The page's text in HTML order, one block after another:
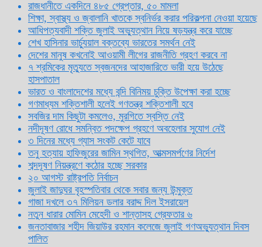
রাজধানীতে একদিনে ৪৮৫ গ্রেপ্তার, ৫০ মামলা
শিক্ষা, স্বাস্থ্য ও জ্বালানি খাতকে স্বনির্ভর করার পরিকল্পনা নেওয়া হয়েছে
আধিপত্যবাদী শক্তি জুলাই অভ্যুত্থান নিয়ে ষড়যন্ত্র করে যাচ্ছে
শেখ হাসিনার ভার্চ্যুয়াল বক্তব্যে ভারতের সমর্থন নেই
দেশের মানুষ কখনোই আওয়ামী লীগের রাজনীতি গ্রহণ করবে না
৭ শ্রমিকের মৃত্যুতে স্বজনদের আহাজারিতে ভারী হয়ে উঠেছে
হাসপাতাল
ভারত ও বাংলাদেশের মধ্যে বন্দি বিনিময় চুক্তি উপেক্ষা করা হচ্ছে
গণমাধ্যম শক্তিশালী হলেই গণতন্ত্র শক্তিশালী হবে
সবজির দাম কিছুটা কমলেও, মুরগিতে স্বস্তি নেই
নদীদূষণ রোধে সমন্বিত পদক্ষেপ গ্রহণে অবহেলার সুযোগ নেই
৩ দিনের মধ্যে গ্যাস সংকট কেটে যাবে
তনু হত্যায় হাফিজুরের জামিন স্থগিত, আত্মসমর্পণের নির্দেশ
শব্দদূষণ নিয়ন্ত্রণে কঠোর হচ্ছে সরকার
২০ আগস্ট রাষ্ট্রপতি নির্বাচন
জুলাই জাদুঘর বৃহস্পতিবার থেকে সবার জন্য উন্মুক্ত
গাজা দখলে ৩৭ মিলিয়ন ডলার বরাদ্দ দিল ইসরায়েল
নতুন ধারার মোমিন মেহেদী ও শান্তাসহ গ্রেফতার ৬
জনতাবাজার শহীদ জিয়াউর রহমান কলেজে জুলাই গণঅভ্যুত্থান দিবস
পালিত